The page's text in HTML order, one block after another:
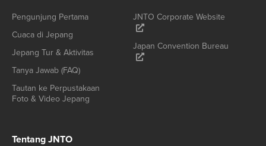
Pengunjung Pertama
Cuaca di Jepang
Jepang Tur & Aktivitas
Tanya Jawab (FAQ)
Tautan ke Perpustakaan
Foto & Video Jepang
JNTO Corporate Website
Japan Convention Bureau
Tentang JNTO